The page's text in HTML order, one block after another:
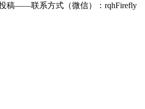
稿——联系方式（微信）：rqhFirefly